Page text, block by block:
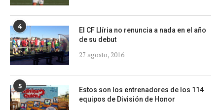
4
El CF Llíria no renuncia a nada en el año
de su debut
27 agosto, 2016
5
Estos son los entrenadores de los 114
equipos de División de Honor